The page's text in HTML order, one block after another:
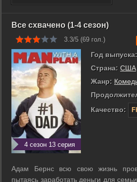
Все схвачено (1-4 сезон)
3.3/5 (69 гол.)
4 сезон 13 серия
Год выпуска:
Страна: США
Жанр:
Качество:
Адам Бернс всю свою жизнь
пытаясь заработать деньги для